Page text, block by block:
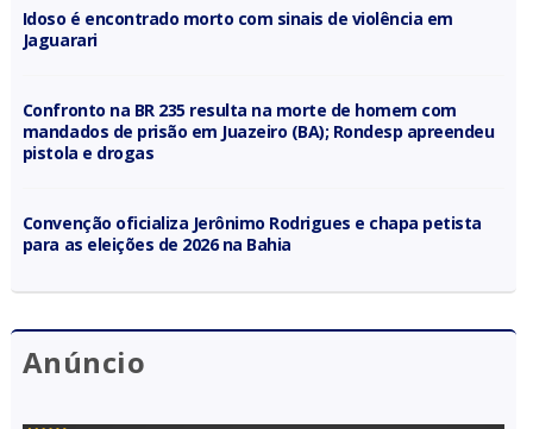
Idoso é encontrado morto com sinais de violência em
Jaguarari
Confronto na BR 235 resulta na morte de homem com
mandados de prisão em Juazeiro (BA); Rondesp apreendeu
pistola e drogas
Convenção oficializa Jerônimo Rodrigues e chapa petista
para as eleições de 2026 na Bahia
Anúncio